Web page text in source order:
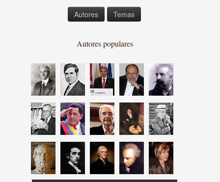
Autores Temas
Autores populares